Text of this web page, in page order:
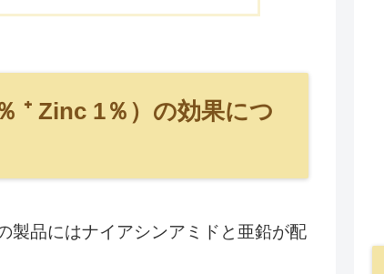
⁺ Zinc 1％）の効果につ
品にはナイアシンアミドと亜鉛が配